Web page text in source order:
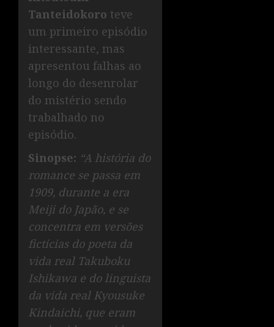
Tanteidokoro teve
um primeiro episódio
interessante, mas
apresentou falhas ao
longo do desenrolar
do mistério sendo
trabalhado no
episódio.
Sinopse: “A história do
romance se passa em
1909, durante a era
Meiji do Japão, e se
concentra em versões
fictícias do poeta da
vida real Takuboku
Ishikawa e do linguista
da vida real Kyousuke
Kindaichi, que eram